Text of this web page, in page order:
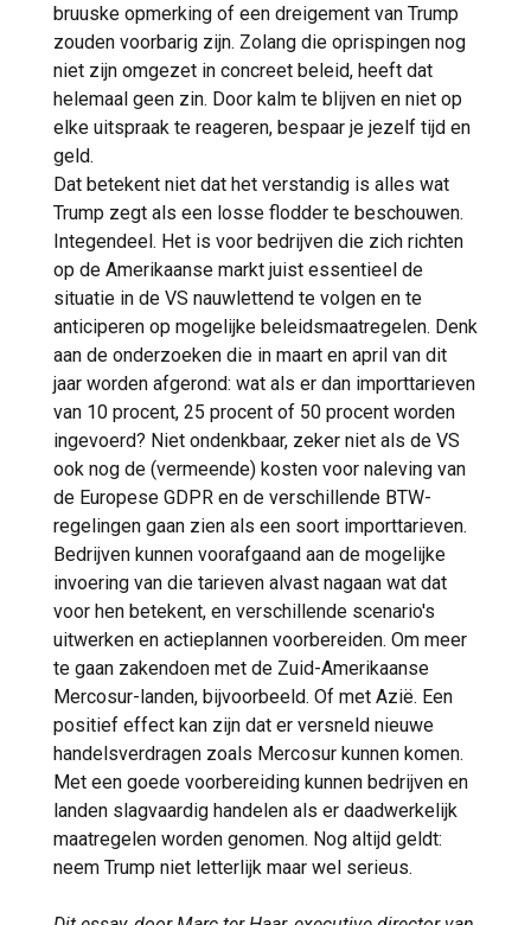
bruuske opmerking of een dreigement van Trump
zouden voorbarig zijn. Zolang die oprispingen nog
niet zijn omgezet in concreet beleid, heeft dat
helemaal geen zin. Door kalm te blijven en niet op
elke uitspraak te reageren, bespaar je jezelf tijd en
geld.
Dat betekent niet dat het verstandig is alles wat
Trump zegt als een losse flodder te beschouwen.
Integendeel. Het is voor bedrijven die zich richten
op de Amerikaanse markt juist essentieel de
situatie in de VS nauwlettend te volgen en te
anticiperen op mogelijke beleidsmaatregelen. Denk
aan de onderzoeken die in maart en april van dit
jaar worden afgerond: wat als er dan importtarieven
van 10 procent, 25 procent of 50 procent worden
ingevoerd? Niet ondenkbaar, zeker niet als de VS
ook nog de (vermeende) kosten voor naleving van
de Europese GDPR en de verschillende BTW-
regelingen gaan zien als een soort importtarieven.
Bedrijven kunnen voorafgaand aan de mogelijke
invoering van die tarieven alvast nagaan wat dat
voor hen betekent, en verschillende scenario's
uitwerken en actieplannen voorbereiden. Om meer
te gaan zakendoen met de Zuid-Amerikaanse
Mercosur-landen, bijvoorbeeld. Of met Azië. Een
positief effect kan zijn dat er versneld nieuwe
handelsverdragen zoals Mercosur kunnen komen.
Met een goede voorbereiding kunnen bedrijven en
landen slagvaardig handelen als er daadwerkelijk
maatregelen worden genomen. Nog altijd geldt:
neem Trump niet letterlijk maar wel serieus.